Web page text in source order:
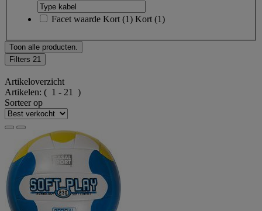
Facet waarde Kort (1) Kort (1)
Toon alle producten.
Filters 21
Artikeloverzicht
Artikelen: ( 1 - 21 )
Sorteer op